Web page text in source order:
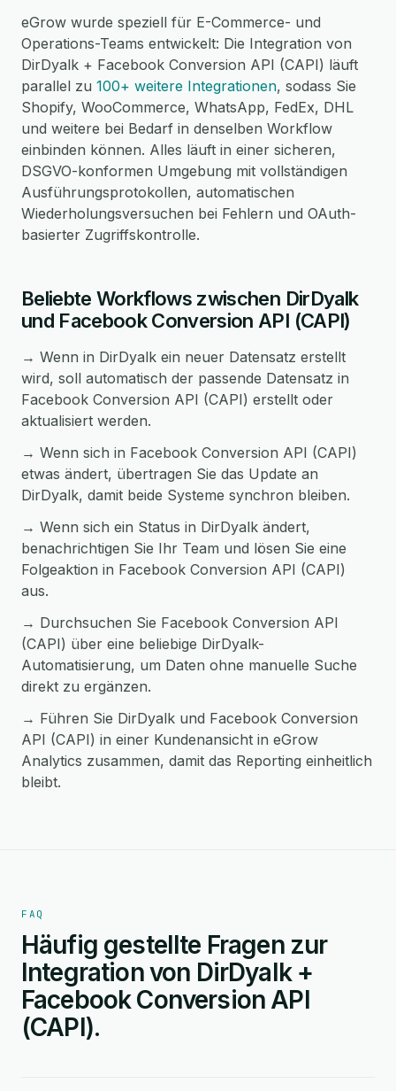
eGrow wurde speziell für E-Commerce- und
Operations-Teams entwickelt: Die Integration von
DirDyalk + Facebook Conversion API (CAPI) läuft
parallel zu 100+ weitere Integrationen, sodass Sie
Shopify, WooCommerce, WhatsApp, FedEx, DHL
und weitere bei Bedarf in denselben Workflow
einbinden können. Alles läuft in einer sicheren,
DSGVO-konformen Umgebung mit vollständigen
Ausführungsprotokollen, automatischen
Wiederholungsversuchen bei Fehlern und OAuth-
basierter Zugriffskontrolle.
Beliebte Workflows zwischen DirDyalk
und Facebook Conversion API (CAPI)
→ Wenn in DirDyalk ein neuer Datensatz erstellt
wird, soll automatisch der passende Datensatz in
Facebook Conversion API (CAPI) erstellt oder
aktualisiert werden.
→ Wenn sich in Facebook Conversion API (CAPI)
etwas ändert, übertragen Sie das Update an
DirDyalk, damit beide Systeme synchron bleiben.
→ Wenn sich ein Status in DirDyalk ändert,
benachrichtigen Sie Ihr Team und lösen Sie eine
Folgeaktion in Facebook Conversion API (CAPI)
aus.
→ Durchsuchen Sie Facebook Conversion API
(CAPI) über eine beliebige DirDyalk-
Automatisierung, um Daten ohne manuelle Suche
direkt zu ergänzen.
→ Führen Sie DirDyalk und Facebook Conversion
API (CAPI) in einer Kundenansicht in eGrow
Analytics zusammen, damit das Reporting einheitlich
bleibt.
FAQ
Häufig gestellte Fragen zur
Integration von DirDyalk +
Facebook Conversion API
(CAPI).